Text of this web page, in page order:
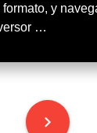
y
…
keyboard_arrow_right